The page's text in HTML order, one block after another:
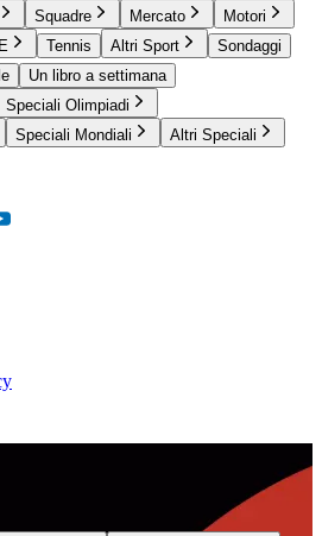
Squadre Mercato
Motori
Tennis Altri Sport
Sondaggi
Un libro a settimana
Speciali Olimpiadi
Speciali Mondiali Altri Speciali